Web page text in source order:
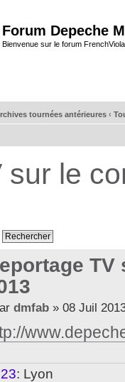
Forum Depeche
Bienvenue sur le forum
tournées antérieures ‹
sur le
dmfab» 08 Juil
: Lyon